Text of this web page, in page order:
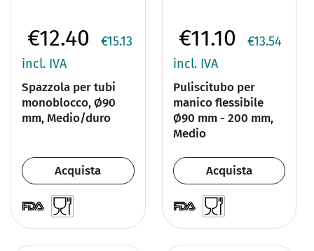
€12.40
€15.13
incl. IVA
Spazzola per tubi
monoblocco, Ø90
mm, Medio/duro
Acquista
€11.10
€13.54
incl. IVA
Puliscitubo per
manico flessibile
Ø90 mm - 200 mm,
Medio
Acquista